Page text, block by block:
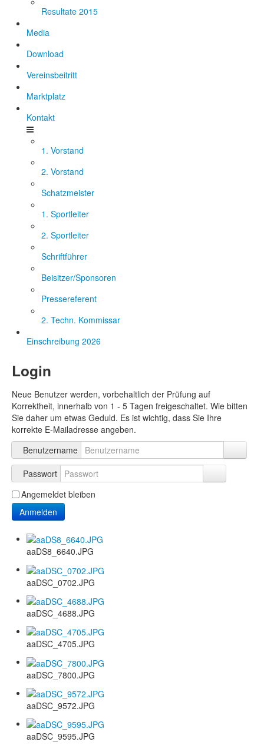
Resultate 2015
Media
Download
Vereinsbeitritt
Marktplatz
Kontakt
1. Vorstand
2. Vorstand
Schatzmeister
1. Sportleiter
2. Sportleiter
Schriftführer
Beisitzer/Sponsoren
Pressereferent
2. Techn. Kommissar
Einschreibung 2026
Login
Neue Benutzer werden, vorbehaltlich der Prüfung auf
Korrektheit, innerhalb von 1 - 5 Tagen freigeschaltet. Wie bitten
Sie daher um etwas Geduld. Es ist wichtig, dass Sie Ihre
korrekte E-Mailadresse angeben.
Benutzername
Passwort
Angemeldet bleiben
Anmelden
aaDS8_6640.JPG
aaDSC_0702.JPG
aaDSC_4688.JPG
aaDSC_4705.JPG
aaDSC_7800.JPG
aaDSC_9572.JPG
aaDSC_9595.JPG